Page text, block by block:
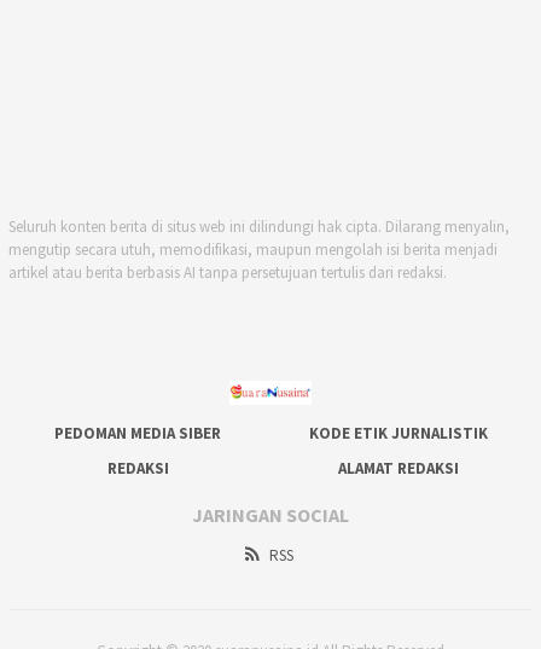
Seluruh konten berita di situs web ini dilindungi hak cipta. Dilarang menyalin,
mengutip secara utuh, memodifikasi, maupun mengolah isi berita menjadi
artikel atau berita berbasis AI tanpa persetujuan tertulis dari redaksi.
PEDOMAN MEDIA SIBER
KODE ETIK JURNALISTIK
REDAKSI
ALAMAT REDAKSI
JARINGAN SOCIAL
RSS